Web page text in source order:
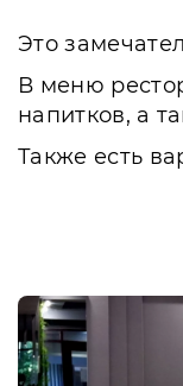
Это
В меню
напитков, а
Также есть